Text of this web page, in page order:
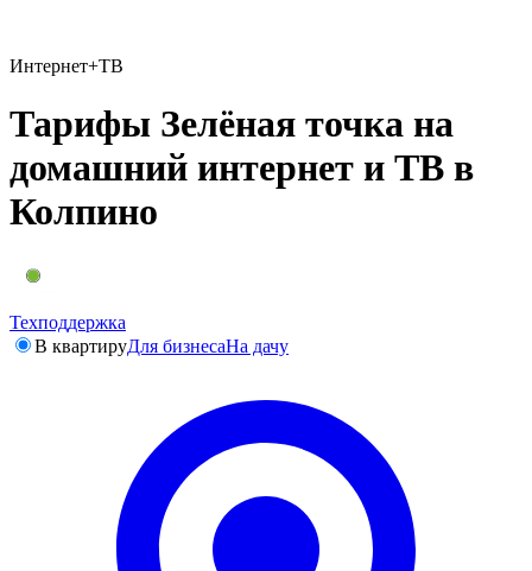
Интернет+ТВ
Тарифы Зелёная точка на
домашний интернет и ТВ в
Колпино
Техподдержка
В квартируДля бизнесаНа дачу